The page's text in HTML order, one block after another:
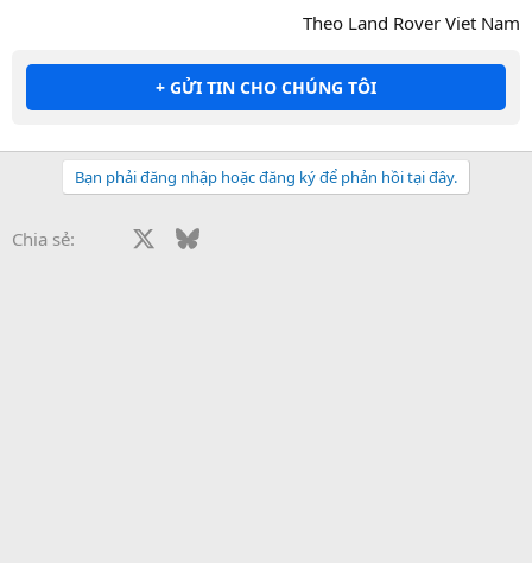
Theo Land Rover Viet Nam​
+ GỬI TIN CHO CHÚNG TÔI
Bạn phải đăng nhập hoặc đăng ký để phản hồi tại đây.
Chia sẻ: Facebook Bluesky